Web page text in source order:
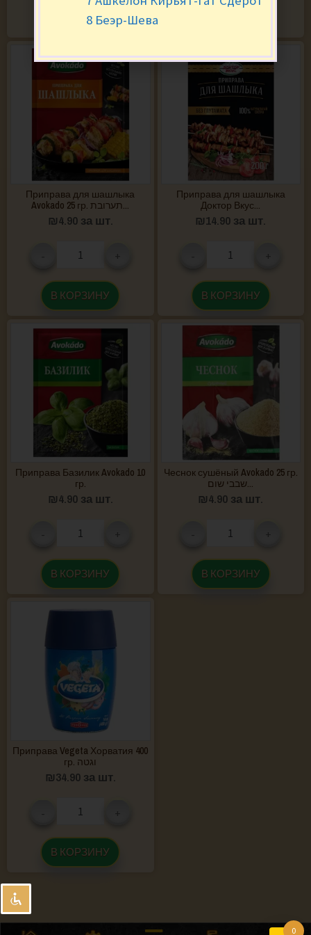
В КОРЗИНУ
Приправа для шашлыка
Avokado 25 гр. תערובת...
₪4.90 за шт.
В КОРЗИНУ
Приправа для шашлыка
Доктор Вкус...
₪14.90 за шт.
В КОРЗИНУ
Приправа Базилик Avokado 10
гр.
₪4.90 за шт.
В КОРЗИНУ
Чеснок сушёный Avokado 25 гр.
שבבי שום...
₪4.90 за шт.
В КОРЗИНУ
Приправа Vegeta Хорватия 400
гр. וגטה
₪34.90 за шт.
В КОРЗИНУ
0
8 Беэр-Шева